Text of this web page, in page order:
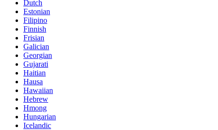
Dutch
Estonian
Filipino
Finnish
Frisian
Galician
Georgian
Gujarati
Haitian
Hausa
Hawaiian
Hebrew
Hmong
Hungarian
Icelandic